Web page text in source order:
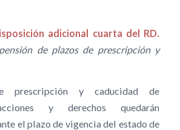
adicional cuarta del RD.
de plazos de prescripción y
prescripción y caducidad de
y derechos quedarán
el plazo de vigencia del estado de